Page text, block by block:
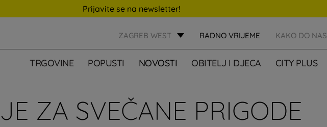
Prijavite se na newsletter!
ZAGREB WEST RADNO VRIJEME KAKO DO NAS
TRGOVINE POPUSTI NOVOSTI OBITELJ I DJECA CITY PLUS
ZA SVEČANE PRIGODE